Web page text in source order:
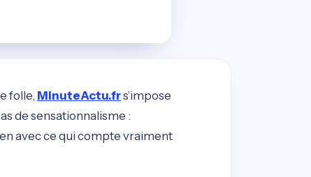
folle,MinuteActu.frs’impose
de sensationnalisme :
avec ce qui compte vraiment